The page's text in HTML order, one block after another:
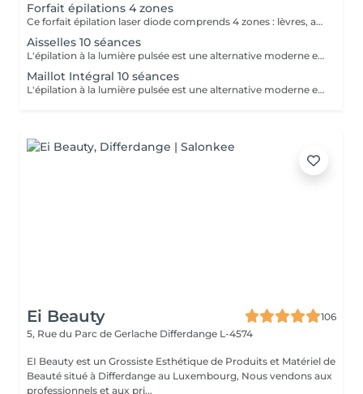
Forfait épilations 4 zones
Ce forfait épilation laser diode comprends 4 zones : lèvres, aisselles, maillot intégral et jambes complètes. Ce tarif est à la séance pour les 4 zones.
Aisselles 10 séances
L'épilation à la lumière pulsée est une alternative moderne et performante aux méthodes d'épilation traditionnelles. En émettant des impulsions lumineuses ciblées, elle agit directement sur la racine du poil, affaiblissant progressivement sa repousse jusqu'à obtenir une réduction significative et durable de la pilosité. Les bénéfices : Réduction durable de la pilosité Peau lisse et nette sur le long terme Zones multiples traitées : visage, jambes, aisselles, maillot, bras, dos Méthode sûre et efficace, réalisée par une professionnelle qualifiée Un protocole réalisé en cure, sur plusieurs séances, pour un résultat optimal et adapté à chaque type de peau et de pilosité.
Maillot Intégral 10 séances
L'épilation à la lumière pulsée est une alternative moderne et performante aux méthodes d'épilation traditionnelles. En émettant des impulsions lumineuses ciblées, elle agit directement sur la racine du poil, affaiblissant progressivement sa repousse jusqu'à obtenir une réduction significative et durable de la pilosité. Les bénéfices : Réduction durable de la pilosité Peau lisse et nette sur le long terme Zones multiples traitées : visage, jambes, aisselles, maillot, bras, dos Méthode sûre et efficace, réalisée par une professionnelle qualifiée Un protocole réalisé en cure, sur plusieurs séances, pour un résultat optimal et adapté à chaque type de peau et de pilosité.
Ei Beauty
106
5, Rue du Parc de Gerlache Differdange L-4574
EI Beauty est un Grossiste Esthétique de Produits et Matériel de
Beauté situé à Differdange au Luxembourg, Nous vendons aux
professionnels et aux pri...